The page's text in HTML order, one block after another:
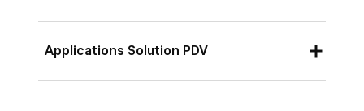
Connectez-vous au Tableau de bord Square
Applications Solution PDV